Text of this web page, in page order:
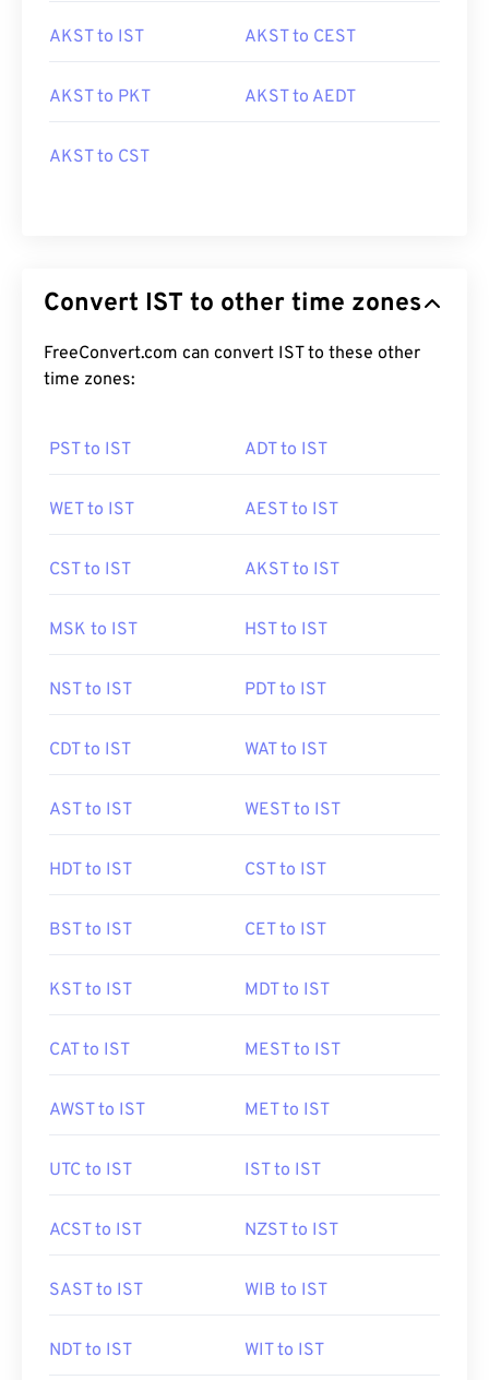
AKST to IST AKST to CEST
AKST to PKT AKST to AEDT
AKST to CST
Convert IST to other time zones
FreeConvert.com can convert IST to these other
time zones:
PST to IST ADT to IST
WET to IST AEST to IST
CST to IST AKST to IST
MSK to IST HST to IST
NST to IST PDT to IST
CDT to IST WAT to IST
AST to IST WEST to IST
HDT to IST CST to IST
BST to IST CET to IST
KST to IST MDT to IST
CAT to IST MEST to IST
AWST to IST MET to IST
UTC to IST IST to IST
ACST to IST NZST to IST
SAST to IST WIB to IST
NDT to IST WIT to IST